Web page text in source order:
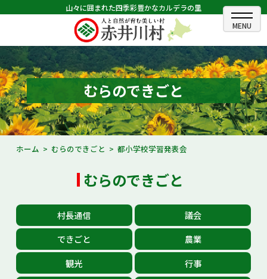
山々に囲まれた四季彩豊かなカルデラの里
ホーム
むらのできごと
むらのプロフィール
くらしの情報
観光・イベント情報
あかいがわ広報
むらのできごと
ホーム むらのできごと 都小学校学習発表会
むらのできごと
村長通信
議会
できごと
農業
観光
行事